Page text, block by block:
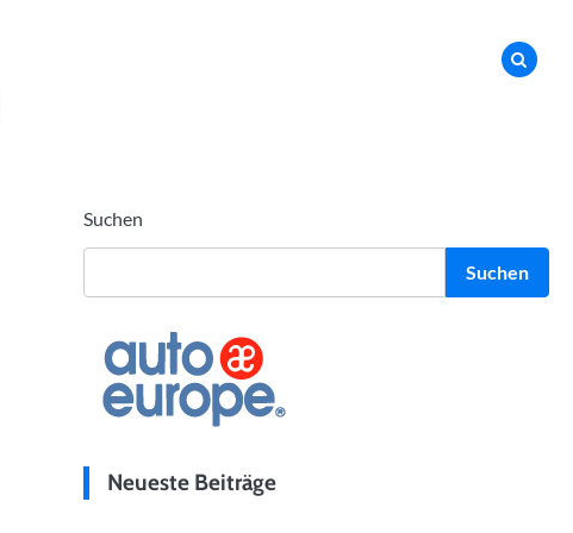
Suchen
Suchen
Neueste Beiträge